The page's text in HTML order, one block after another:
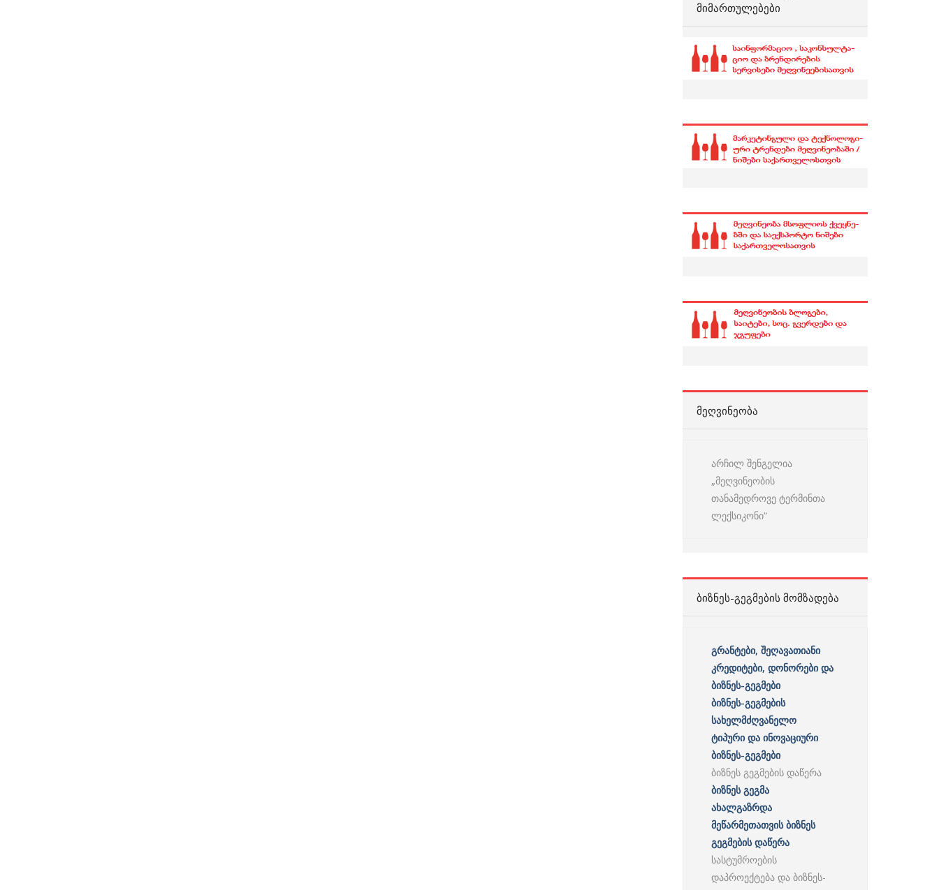
ᲛᲘᲛᲐᲠᲗᲣᲚᲔᲑᲔᲑᲘ
ᲛᲔᲦᲕᲘᲜᲔᲝᲑᲐ
არჩილ შენგელია
„მეღვინეობის
თანამედროვე ტერმინთა
ლექსიკონი“
ᲑᲘᲖᲜᲔᲡ-ᲒᲔᲒᲛᲔᲑᲘᲡ ᲛᲝᲛᲖᲐᲓᲔᲑᲐ
გრანტები, შეღავათიანი
კრედიტები, დონორები და
ბიზნეს-გეგმები
ბიზნეს-გეგმების
სახელმძღვანელო
ტიპური და ინოვაციური
ბიზნეს-გეგმები
ბიზნეს გეგმების დაწერა
ბიზნეს გეგმა
ახალგაზრდა
მეწარმეთათვის ბიზნეს
გეგმების დაწერა
სასტუმროების
დაპროექტება და ბიზნეს-